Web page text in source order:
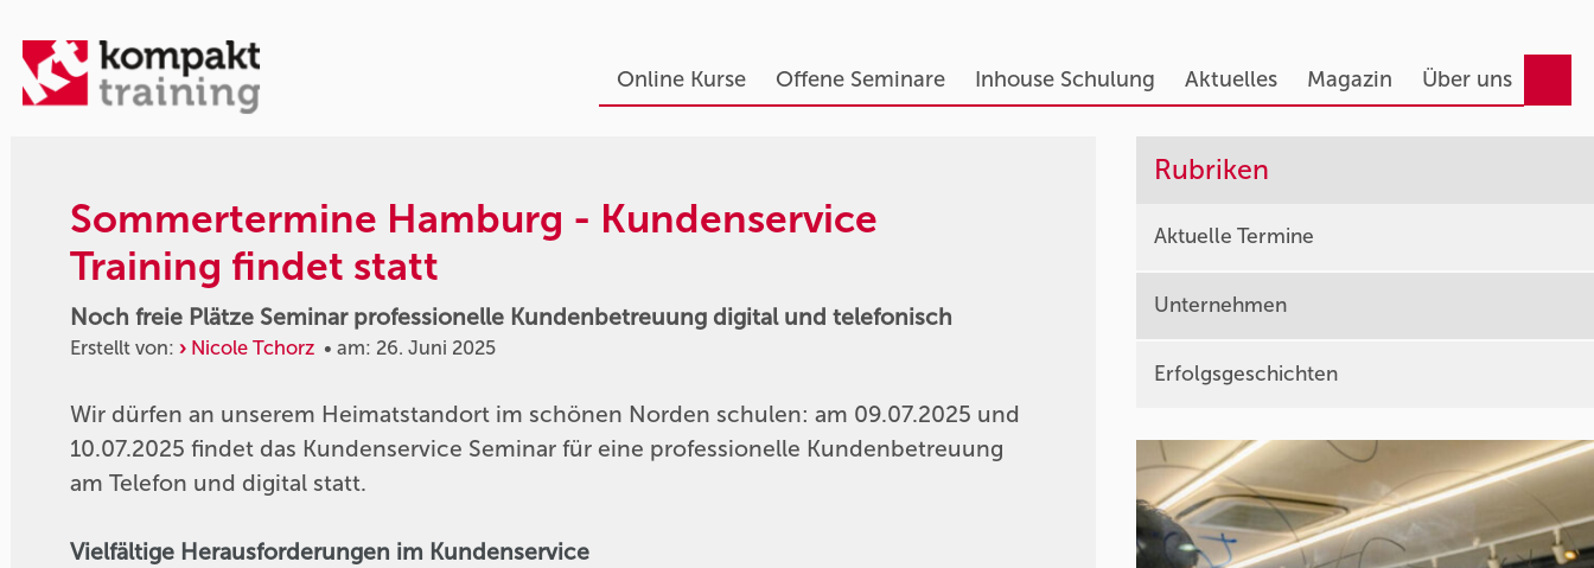
Online Kurse Offene Seminare Inhouse Schulung Aktuelles Magazin Über uns
Sommertermine Hamburg - Kundenservice
Training findet statt
Noch freie Plätze Seminar professionelle Kundenbetreuung digital und telefonisch
Erstellt von: Nicole Tchorz • am: 26. Juni 2025
Wir dürfen an unserem Heimatstandort im schönen Norden schulen: am 09.07.2025 und
10.07.2025 findet das Kundenservice Seminar für eine professionelle Kundenbetreuung
am Telefon und digital statt.
Vielfältige Herausforderungen im Kundenservice
Rubriken
Aktuelle Termine
Unternehmen
Erfolgsgeschichten